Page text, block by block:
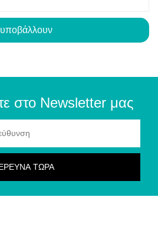
υποβάλλουν
στο Newsletter μας